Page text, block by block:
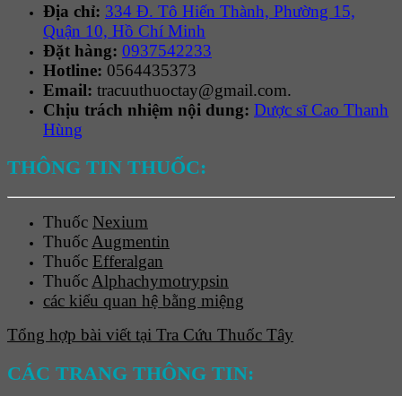
Địa chỉ: 334 Đ. Tô Hiến Thành, Phường 15,
Quận 10, Hồ Chí Minh
Đặt hàng: 0937542233
Hotline: 0564435373
Email: tracuuthuoctay@gmail.com.
Chịu trách nhiệm nội dung: Dược sĩ Cao Thanh
Hùng
THÔNG TIN THUỐC:
Thuốc Nexium
Thuốc Augmentin
Thuốc Efferalgan
Thuốc Alphachymotrypsin
các kiểu quan hệ bằng miệng
Tổng hợp bài viết tại Tra Cứu Thuốc Tây
CÁC TRANG THÔNG TIN: